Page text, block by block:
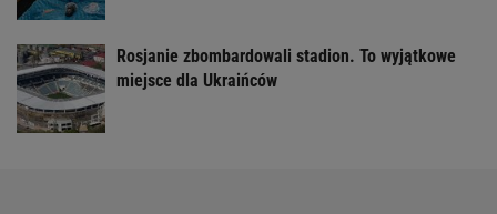
Rosjanie zbombardowali stadion. To wyjątkowe
miejsce dla Ukraińców